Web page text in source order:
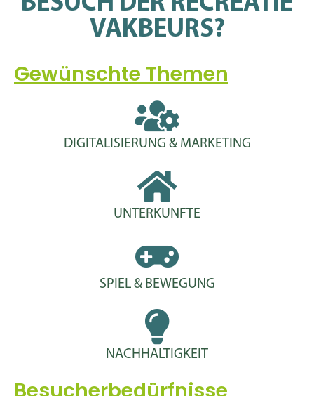
VAKBEURS?
Gewünschte Themen
DIGITALISIERUNG & MARKETING
UNTERKUNFTE
SPIEL & BEWEGUNG
NACHHALTIGKEIT